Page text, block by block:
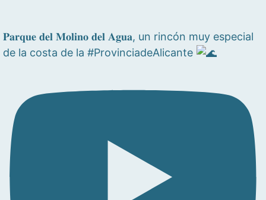
𝐏𝐚𝐫𝐪𝐮𝐞 𝐝𝐞𝐥 𝐌𝐨𝐥𝐢𝐧𝐨 𝐝𝐞𝐥 𝐀𝐠𝐮𝐚, un rincón muy especial
de la costa de la #ProvinciadeAlicante